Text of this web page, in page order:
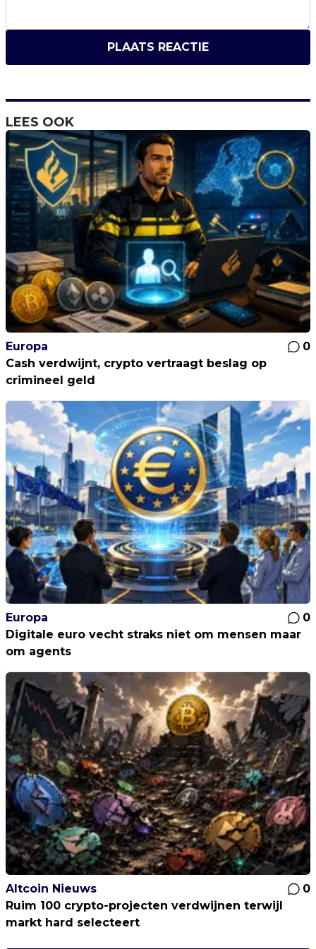
PLAATS REACTIE
LEES OOK
Europa
0
Cash verdwijnt, crypto vertraagt beslag op
crimineel geld
Europa
0
Digitale euro vecht straks niet om mensen maar
om agents
Altcoin Nieuws
0
Ruim 100 crypto-projecten verdwijnen terwijl
markt hard selecteert